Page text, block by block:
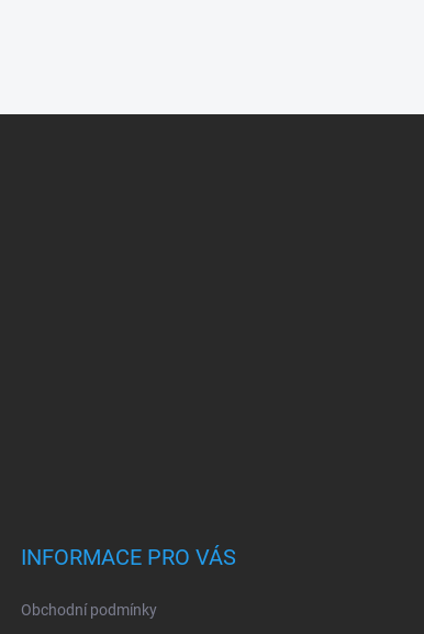
INFORMACE PRO VÁS
Obchodní podmínky